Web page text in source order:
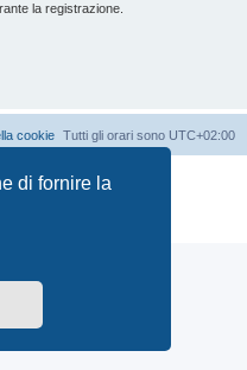
di fornire la
la registrazione.
Tutti gli orari sono UTC+02:00
cookie
© phpBB Limited